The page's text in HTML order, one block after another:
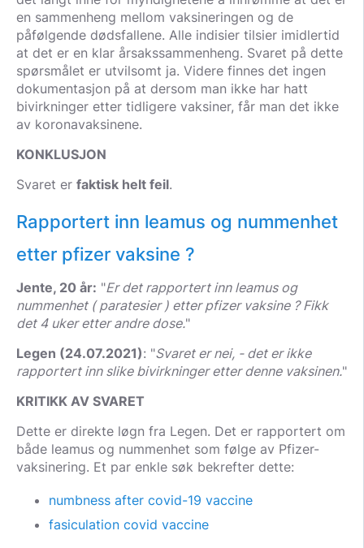
en sammenheng mellom vaksineringen og de
påfølgende dødsfallene. Alle indisier tilsier imidlertid
at det er en klar årsakssammenheng. Svaret på dette
spørsmålet er utvilsomt ja. Videre finnes det ingen
dokumentasjon på at dersom man ikke har hatt
bivirkninger etter tidligere vaksiner, får man det ikke
av koronavaksinene.
KONKLUSJON
Svaret er faktisk helt feil.
Rapportert inn leamus og nummenhet
etter pfizer vaksine ?
Jente, 20 år: "Er det rapportert inn leamus og
nummenhet ( paratesier ) etter pfizer vaksine ? Fikk
det 4 uker etter andre dose."
Legen (24.07.2021): "Svaret er nei, - det er ikke
rapportert inn slike bivirkninger etter denne vaksinen."
KRITIKK AV SVARET
Dette er direkte løgn fra Legen. Det er rapportert om
både leamus og nummenhet som følge av Pfizer-
vaksinering. Et par enkle søk bekrefter dette:
numbness after covid-19 vaccine
fasiculation covid vaccine